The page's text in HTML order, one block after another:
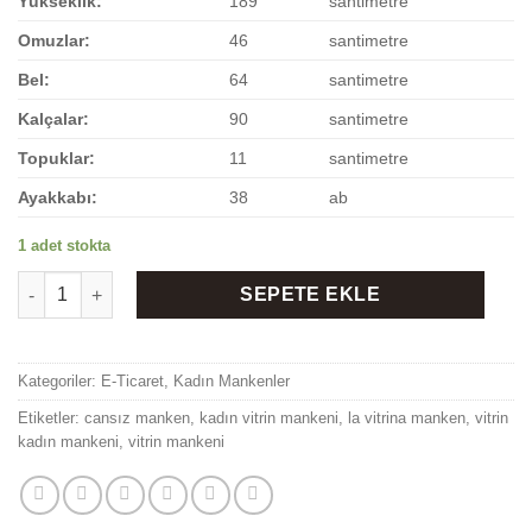
Omuzlar: 46 santimetre
Bel: 64 santimetre
Kalçalar: 90 santimetre
Topuklar: 11 santimetre
Ayakkabı: 38 ab
1 adet stokta
K-57 Bonbon Kadın Manken adet
SEPETE EKLE
Kategoriler: E-Ticaret Kadın Mankenler
Etiketler: cansız manken kadın vitrin mankeni la vitrina manken vitrin
kadın mankeni vitrin mankeni